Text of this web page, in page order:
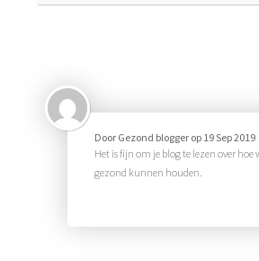
Door Gezond blogger op 19 Sep 2019
Het is fijn om je blog te lezen over hoe
gezond kunnen houden.